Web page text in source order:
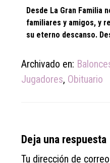
Desde La Gran Familia
familiares y amigos, y
su eterno descanso.
Archivado en:
Jugadores, Obituario
Reader
Interactions
Deja una respuesta
Tu dirección de